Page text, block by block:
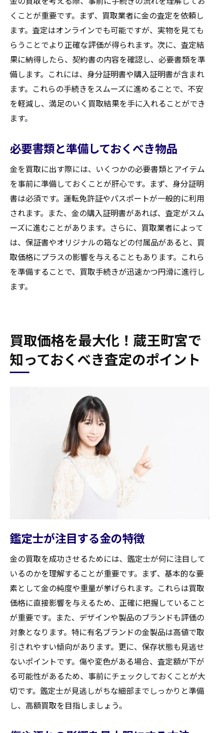
くことが重要です。まず、買取業者に金の査定を依頼し
ます。査定はオンラインでも可能ですが、実物を見ても
らうことでより正確な評価が得られます。次に、査定結
果に納得したら、契約書の内容を確認し、必要書類を準
備します。これには、身分証明書や購入証明書が含まれ
ます。これらの手続きをスムーズに進めることで、不安
を軽減し、満足のいく買取結果を手に入れることができ
ます。
必要書類と準備しておくべき物品
金を買取に出す際には、いくつかの必要書類とアイテム
を事前に準備しておくことが肝心です。まず、身分証明
書は必須です。運転免許証やパスポートが一般的に利用
されます。また、金の購入証明書があれば、査定がスム
ーズに進むことがあります。さらに、買取業者によって
は、保証書やオリジナルの箱などの付属品があると、買
取価格にプラスの影響を与えることもあります。これら
を準備することで、買取手続きが迅速かつ円滑に進行し
ます。
買取価格を最大化！蔵王町宮で
知っておくべき査定のポイント
鑑定士が注目する金の特徴
金の買取を成功させるためには、鑑定士が何に注目して
いるのかを理解することが重要です。まず、基本的な要
素として金の純度や重量が挙げられます。これらは買取
価格に直接影響を与えるため、正確に把握していること
が重要です。また、デザインや製品のブランドも評価の
対象となります。特に有名ブランドの金製品は高値で取
引されやすい傾向があります。更に、保存状態も見逃せ
ないポイントです。傷や変色がある場合、査定額が下が
る可能性があるため、事前にチェックしておくことが大
切です。鑑定士が見逃しがちな細部までしっかりと準備
し、高額買取を目指しましょう。